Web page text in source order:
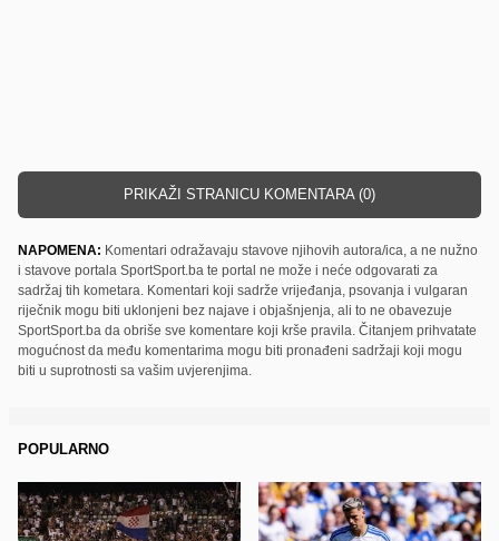
PRIKAŽI STRANICU KOMENTARA (0)
NAPOMENA: Komentari odražavaju stavove njihovih autora/ica, a ne nužno
i stavove portala SportSport.ba te portal ne može i neće odgovarati za
sadržaj tih kometara. Komentari koji sadrže vrijeđanja, psovanja i vulgaran
riječnik mogu biti uklonjeni bez najave i objašnjenja, ali to ne obavezuje
SportSport.ba da obriše sve komentare koji krše pravila. Čitanjem prihvatate
mogućnost da među komentarima mogu biti pronađeni sadržaji koji mogu
biti u suprotnosti sa vašim uvjerenjima.
POPULARNO